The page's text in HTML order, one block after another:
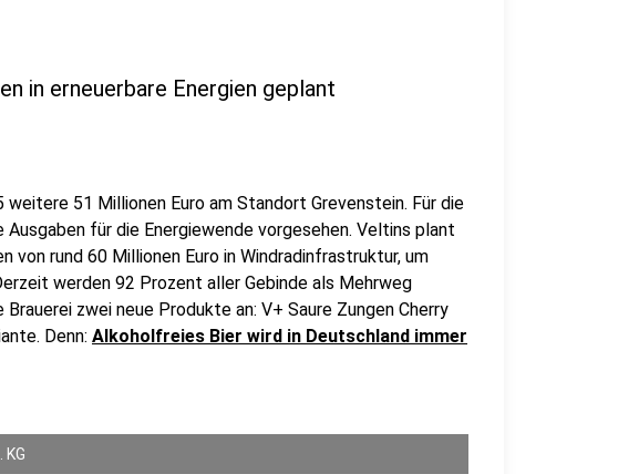
in erneuerbare Energien geplant
51 Millionen Euro am Standort Grevenstein. Für die
für die Energiewende vorgesehen. Veltins plant
von rund 60 Millionen Euro in Windradinfrastruktur, um
werden 92 Prozent aller Gebinde als Mehrweg
zwei neue Produkte an: V+ Saure Zungen Cherry
Denn: Alkoholfreies Bier wird in Deutschland immer
KG